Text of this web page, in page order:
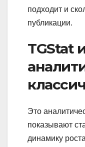
подходит и
публикации.
TGStat
Это
показывают
динамику